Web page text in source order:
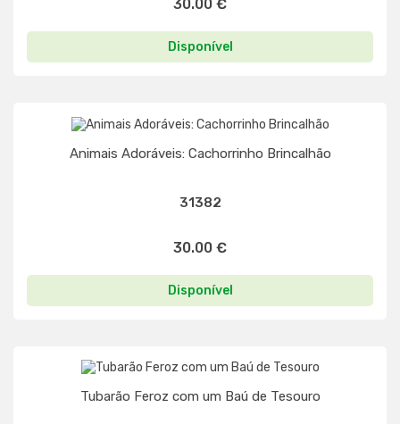
30.00 €
Disponível
Animais Adoráveis: Cachorrinho Brincalhão
31382
30.00 €
Disponível
Tubarão Feroz com um Baú de Tesouro